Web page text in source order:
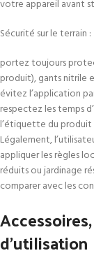
votre appareil avant
Sécurité sur le terrain :
portez toujours
produit), gants nitrile
évitez l’application
respectez les temps
l’étiquette du
Légalement,
appliquer les règles
réduits ou jardinage
comparer avec les
d’utilisation